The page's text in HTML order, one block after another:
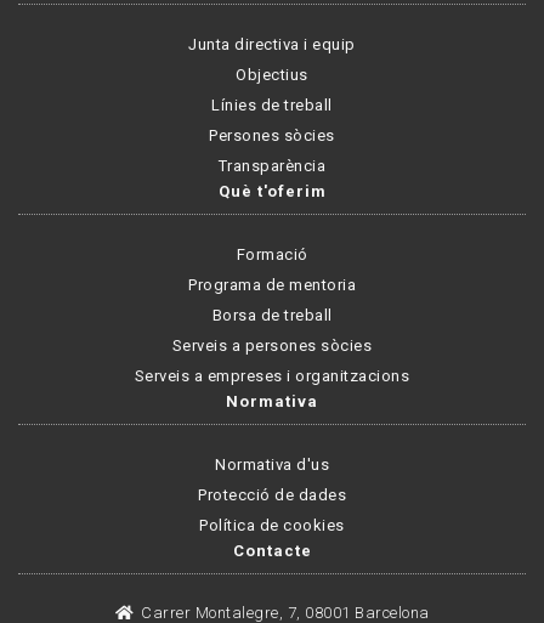
Junta directiva i equip
Objectius
Línies de treball
Persones sòcies
Transparència
Què t'oferim
Formació
Programa de mentoria
Borsa de treball
Serveis a persones sòcies
Serveis a empreses i organitzacions
Normativa
Normativa d'us
Protecció de dades
Política de cookies
Contacte
Carrer Montalegre, 7, 08001 Barcelona